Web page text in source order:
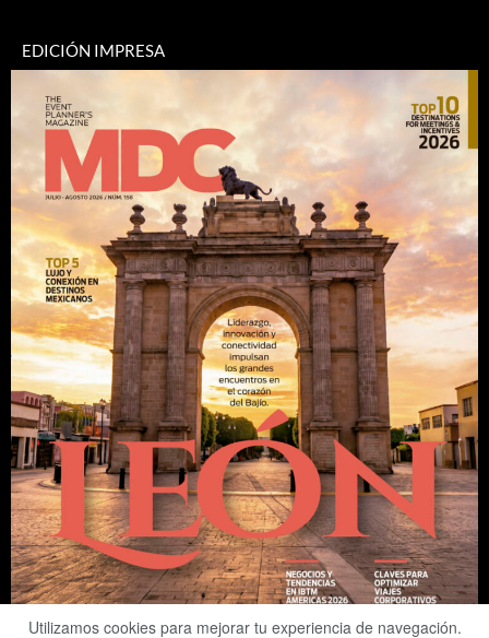
EDICIÓN IMPRESA
Utilizamos cookies para mejorar tu experiencia de navegación.